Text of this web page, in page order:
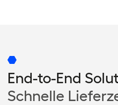
End-to-End
Schnelle